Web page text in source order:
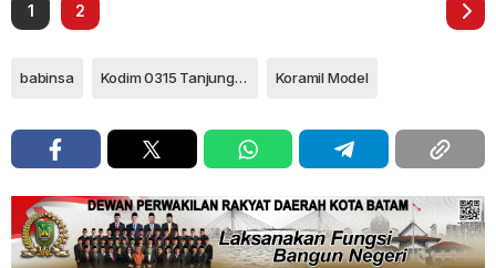
1 2
babinsa Kodim 0315 Tanjungpinang Koramil Model